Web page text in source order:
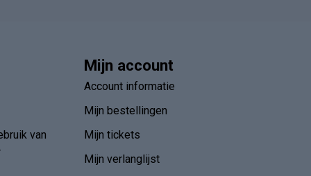
van
Mijn account
Account informatie
Mijn bestellingen
Mijn tickets
Mijn verlanglijst